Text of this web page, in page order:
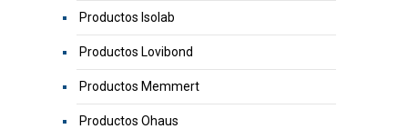
Productos Isolab
Productos Lovibond
Productos Memmert
Productos Ohaus